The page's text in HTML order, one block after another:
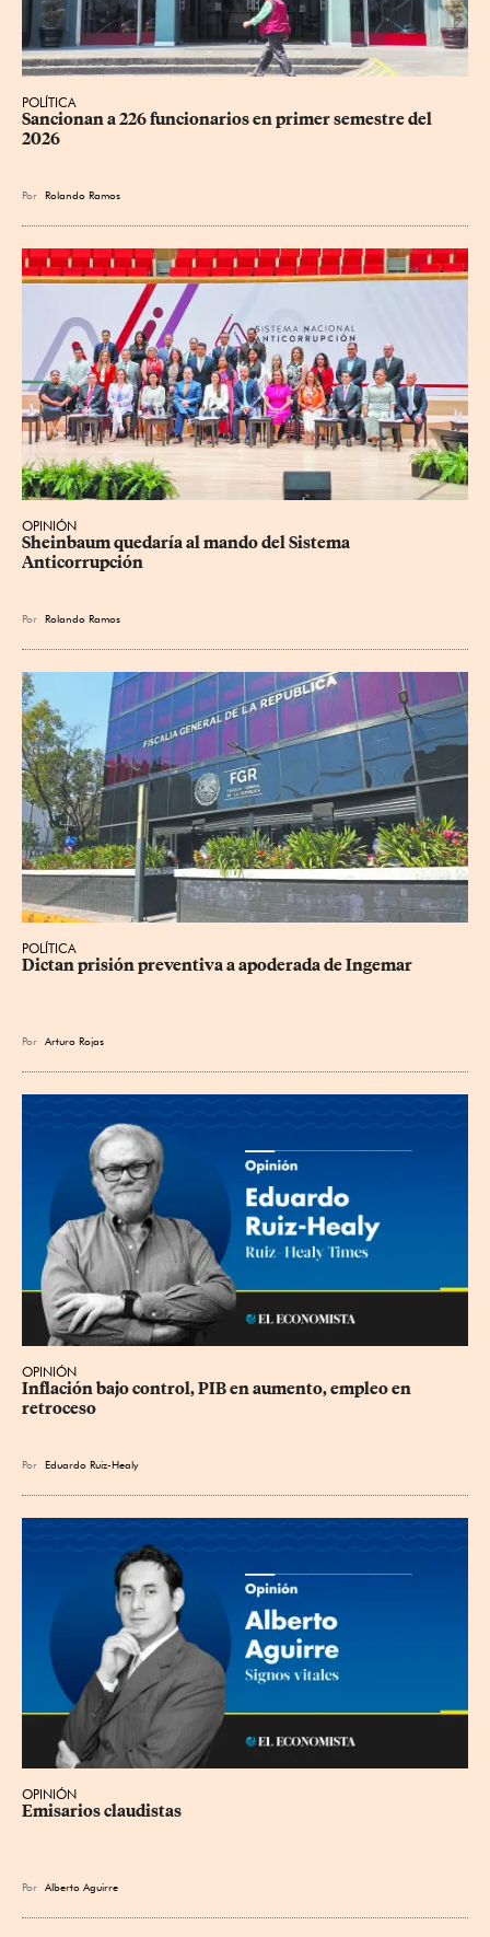
POLÍTICA
Sancionan a 226 funcionarios en primer semestre del
2026
Por Rolando Ramos
OPINIÓN
Sheinbaum quedaría al mando del Sistema
Anticorrupción
Por Rolando Ramos
POLÍTICA
Dictan prisión preventiva a apoderada de Ingemar
Por Arturo Rojas
OPINIÓN
Inflación bajo control, PIB en aumento, empleo en
retroceso
Por Eduardo Ruiz-Healy
OPINIÓN
Emisarios claudistas
Por Alberto Aguirre